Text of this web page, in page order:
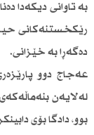
بە تاوانی دیکەدا
رێکخستنەکانی
دەگەڕا بە خێزانی.
عەجاج دوو
لەلایەن
بوو، دادگا بۆی